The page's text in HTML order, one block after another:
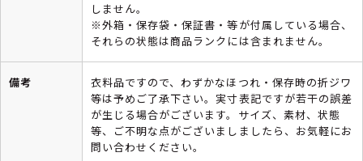
しません。
※外箱・保存袋・保証書・等が付属している場合、
それらの状態は商品ランクには含まれません。
備考
衣料品ですので、わずかなほつれ・保存時の折ジワ
等は予めご了承下さい。実寸表記ですが若干の誤差
が生じる場合がございます。サイズ、素材、状態
等、ご不明な点がございましましたら、お気軽にお
問い合わせください。